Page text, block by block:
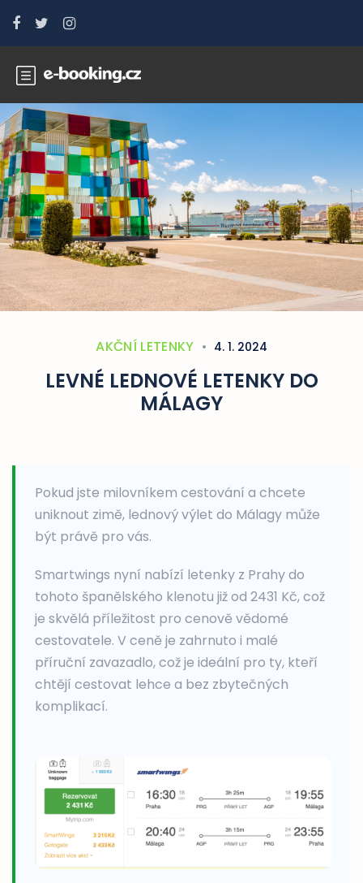
AKČNÍ LETENKY 4. 1. 2024
LEVNÉ LEDNOVÉ LETENKY DO
MÁLAGY
Pokud jste milovníkem cestování a chcete
uniknout zimě, lednový výlet do Málagy může
být právě pro vás.
Smartwings nyní nabízí letenky z Prahy do
tohoto španělského klenotu již od 2431 Kč, což
je skvělá příležitost pro cenově vědomé
cestovatele. V ceně je zahrnuto i malé
příruční zavazadlo, což je ideální pro ty, kteří
chtějí cestovat lehce a bez zbytečných
komplikací.